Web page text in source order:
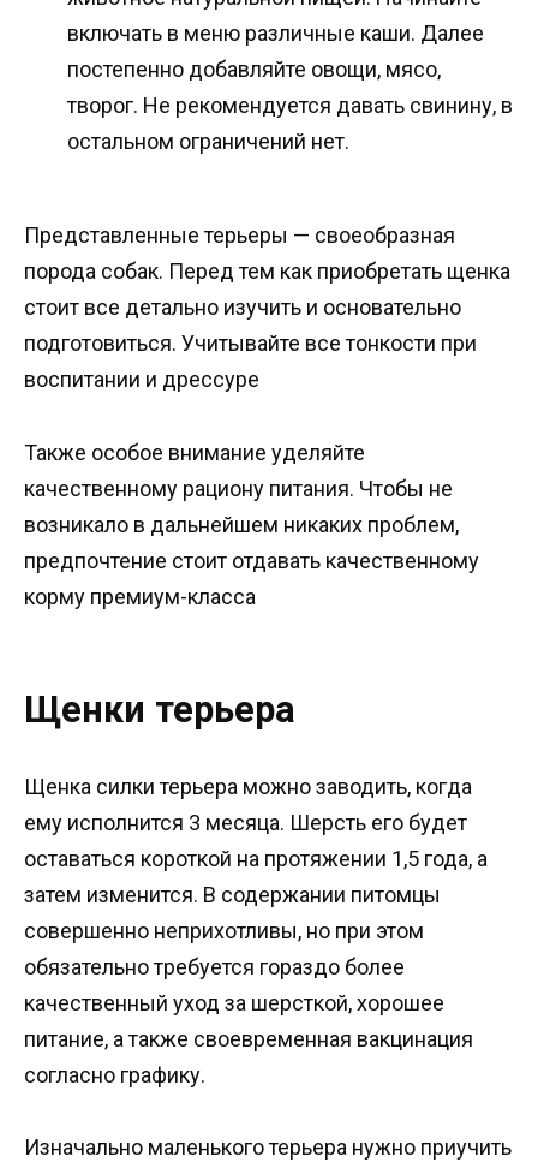
включать в меню различные каши. Далее
постепенно добавляйте овощи, мясо,
творог. Не рекомендуется давать свинину, в
остальном ограничений нет.
Представленные терьеры — своеобразная
порода собак. Перед тем как приобретать щенка
стоит все детально изучить и основательно
подготовиться. Учитывайте все тонкости при
воспитании и дрессуре
Также особое внимание уделяйте
качественному рациону питания. Чтобы не
возникало в дальнейшем никаких проблем,
предпочтение стоит отдавать качественному
корму премиум-класса
Щенки терьера
Щенка силки терьера можно заводить, когда
ему исполнится 3 месяца. Шерсть его будет
оставаться короткой на протяжении 1,5 года, а
затем изменится. В содержании питомцы
совершенно неприхотливы, но при этом
обязательно требуется гораздо более
качественный уход за шерсткой, хорошее
питание, а также своевременная вакцинация
согласно графику.
Изначально маленького терьера нужно приучить